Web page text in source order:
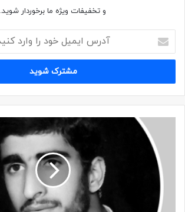
و تخفیفات ویژه ما برخوردار شوید.